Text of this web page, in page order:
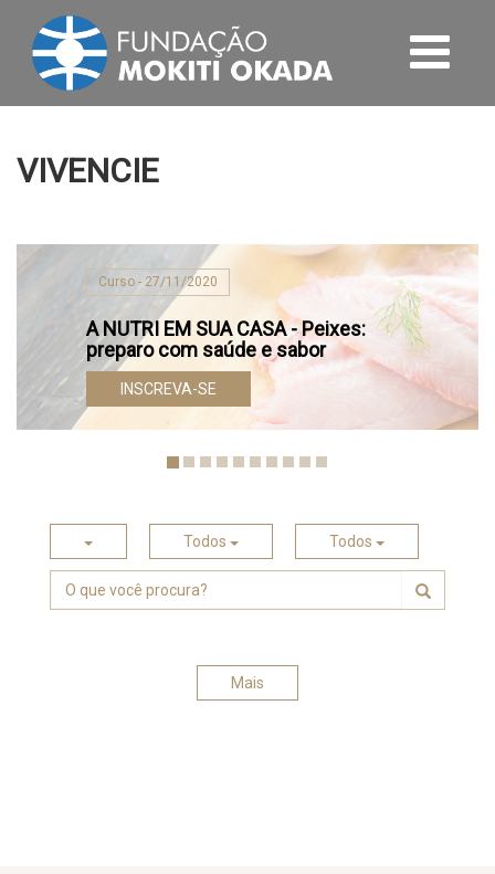
VIVENCIE
Curso - 27/11/2020
A NUTRI EM SUA CASA - Peixes:
preparo com saúde e sabor
INSCREVA-SE
Todos Todos
Mais